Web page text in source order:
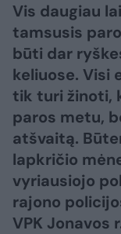
Vis daugiau
tamsusis
būti dar
keliuose. Visi
tik turi žinoti,
paros metu,
atšvaitą.
lapkričio
vyriausiojo
rajono
VPK Jonavos